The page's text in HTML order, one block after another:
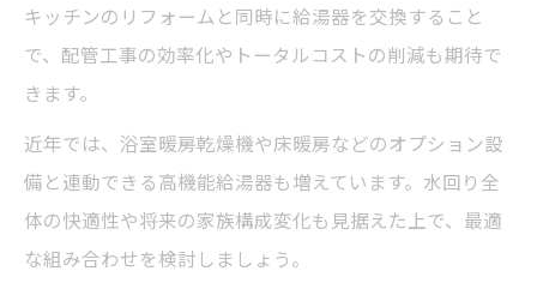
キッチンのリフォームと同時に給湯器を交換すること
で、配管工事の効率化やトータルコストの削減も期待で
きます。
近年では、浴室暖房乾燥機や床暖房などのオプション設
備と連動できる高機能給湯器も増えています。水回り全
体の快適性や将来の家族構成変化も見据えた上で、最適
な組み合わせを検討しましょう。